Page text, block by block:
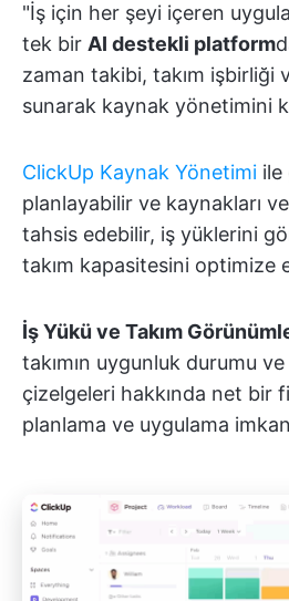
"İş için her şeyi içeren
tek bir AI destekli platform
zaman takibi, takım işbirliği
sunarak kaynak yönetimini
ClickUp Kaynak Yönetimi ile
planlayabilir ve kaynakları
tahsis edebilir, iş yüklerini
takım kapasitesini optimize
İş Yükü ve Takım
takımın uygunluk durumu
çizelgeleri hakkında net bir
planlama ve uygulama